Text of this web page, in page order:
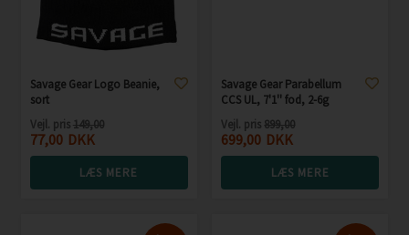
Savage Gear Logo Beanie,
sort
Vejl. pris149,00
77,00 DKK
LÆS MERE
Savage Gear Parabellum
CCS UL, 7'1'' fod, 2-6g
Vejl. pris 899,00
699,00 DKK
LÆS MERE